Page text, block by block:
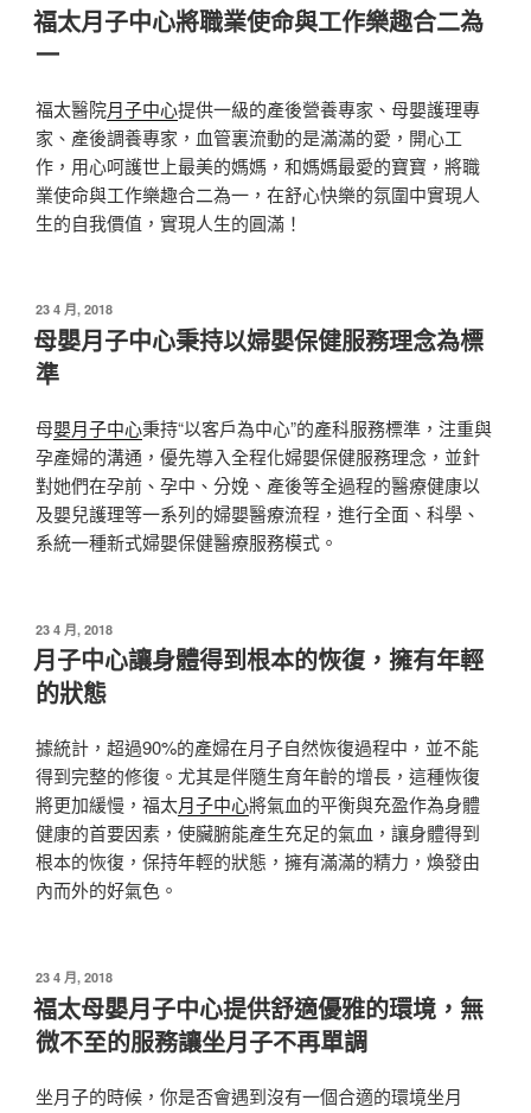
佈
於
福太月子中心將職業使命與工作樂趣合二為
一
福太醫院月子中心提供一級的產後營養專家、母嬰護理專
家、產後調養專家，血管裏流動的是滿滿的愛，開心工
作，用心呵護世上最美的媽媽，和媽媽最愛的寶寶，將職
業使命與工作樂趣合二為一，在舒心快樂的氛圍中實現人
生的自我價值，實現人生的圓滿！
發
佈
於
23 4 月, 2018
母嬰月子中心秉持以婦嬰保健服務理念為標
準
母嬰月子中心秉持“以客戶為中心”的產科服務標準，注重與
孕產婦的溝通，優先導入全程化婦嬰保健服務理念，並針
對她們在孕前、孕中、分娩、產後等全過程的醫療健康以
及嬰兒護理等一系列的婦嬰醫療流程，進行全面、科學、
系統一種新式婦嬰保健醫療服務模式。
發
佈
於
23 4 月, 2018
月子中心讓身體得到根本的恢復，擁有年輕
的狀態
據統計，超過90%的產婦在月子自然恢復過程中，並不能
得到完整的修復。尤其是伴隨生育年齡的增長，這種恢復
將更加緩慢，福太月子中心將氣血的平衡與充盈作為身體
健康的首要因素，使臟腑能產生充足的氣血，讓身體得到
根本的恢復，保持年輕的狀態，擁有滿滿的精力，煥發由
內而外的好氣色。
發
佈
於
23 4 月, 2018
福太母嬰月子中心提供舒適優雅的環境，無
微不至的服務讓坐月子不再單調
坐月子的時候，你是否會遇到沒有一個合適的環境坐月